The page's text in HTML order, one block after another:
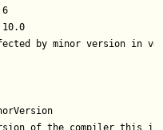
6
10.0
by minor version in
of the compiler this is